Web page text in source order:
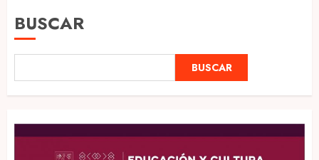
BUSCAR
BUSCAR